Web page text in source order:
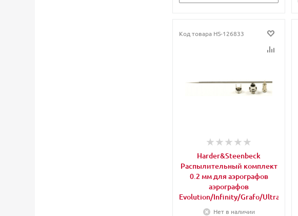
Код товара HS-126833
Harder&Steenbeck
Распылительный комплект
0.2 мм для аэрографов
аэрографов
Evolution/Infinity/Grafo/Ultra
Нет в наличии